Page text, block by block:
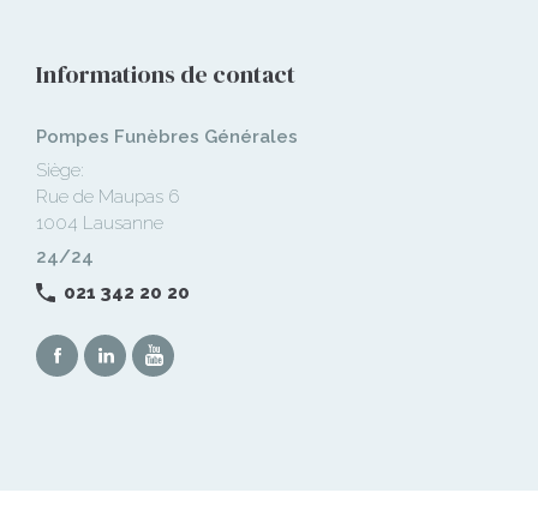
Informations de contact
Pompes Funèbres Générales
Siège:
Rue de Maupas 6
1004 Lausanne
24/24
021 342 20 20